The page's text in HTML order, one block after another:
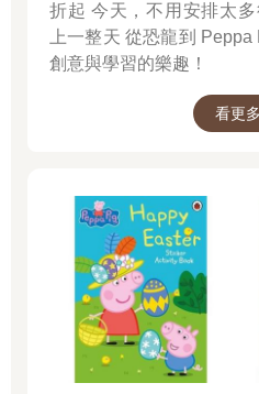
折起 今天，不用安排太多行程 一本書，就能玩
上一整天 從恐龍到
創意與學習的樂趣！
看更多